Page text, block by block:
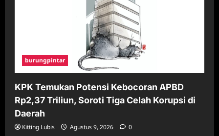
burungpintar
KPK Temukan Potensi Kebocoran APBD
Rp2,37 Triliun, Soroti Tiga Celah Korupsi di
Daerah
Kitting Lubis Agustus 9, 2026 0